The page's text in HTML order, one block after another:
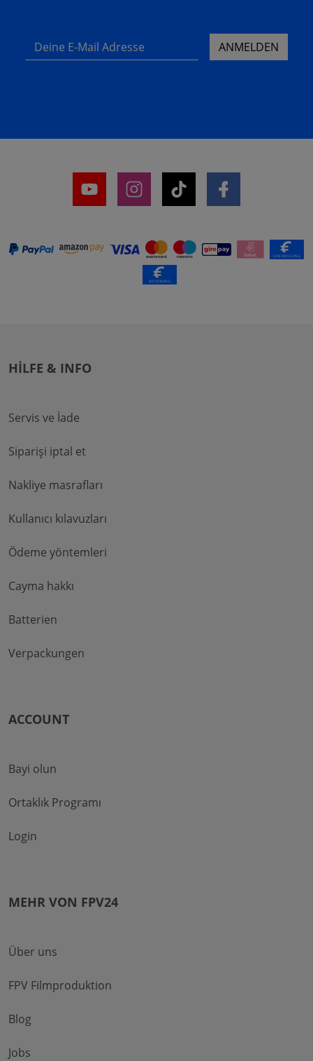
Deine E-Mail Adresse ANMELDEN
HILFE & INFO
Servis ve İade
Siparişi iptal et
Nakliye masrafları
Kullanıcı kılavuzları
Ödeme yöntemleri
Cayma hakkı
Batterien
Verpackungen
ACCOUNT
Bayi olun
Ortaklık Programı
Login
MEHR VON FPV24
Über uns
FPV Filmproduktion
Blog
Jobs